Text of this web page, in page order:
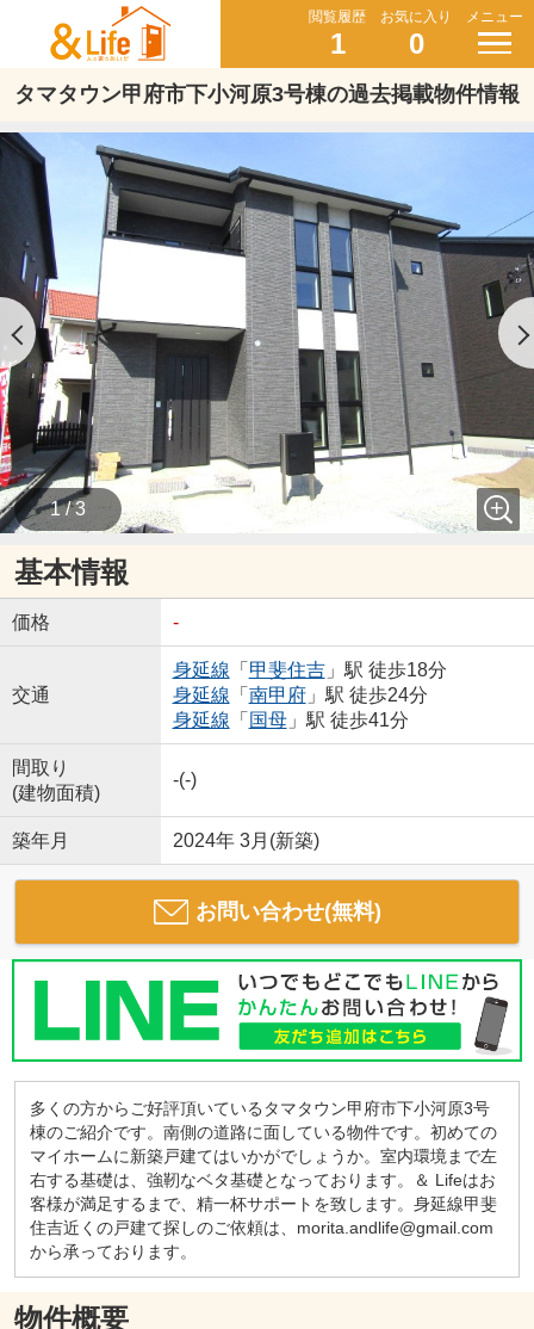
閲覧履歴
1
お気に入り
0
メニュー
タマタウン甲府市下小河原3号棟の過去掲載物件情報
1 / 3
基本情報
価格 -
交通
身延線 「 甲斐住吉」駅 徒歩18分
身延線 「 南甲府」駅 徒歩24分
身延線 「 国母」駅 徒歩41分
間取り
(建物面積)
-(-)
築年月 2024年 3月(新築)
お問い合わせ(無料)
多くの方からご好評頂いているタマタウン甲府市下小河原3号
棟のご紹介です。南側の道路に面している物件です。初めての
マイホームに新築戸建てはいかがでしょうか。室内環境まで左
右する基礎は、強靭なベタ基礎となっております。＆ Lifeはお
客様が満足するまで、精一杯サポートを致します。身延線甲斐
住吉近くの戸建て探しのご依頼は、morita.andlife@gmail.com
から承っております。
物件概要